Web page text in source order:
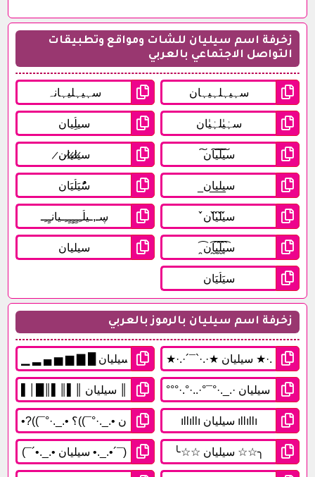
زخرفة اسم سيليان للشات ومواقع وتطبيقات
التواصل الاجتماعي بالعربي
زخرفة اسم سيليان بالرموز بالعربي